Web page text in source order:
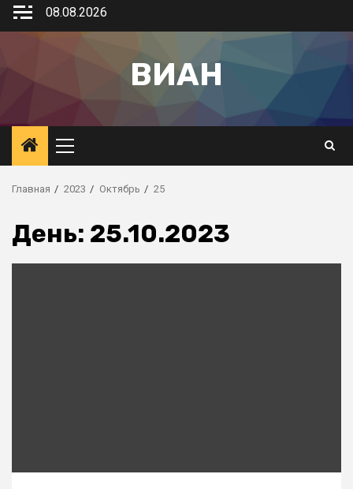
08.08.2026
ВИАН
Главная 2023 Октябрь 25
День: 25.10.2023